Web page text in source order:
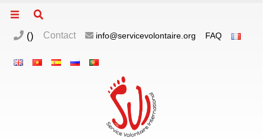
() Contact info@servicevolontaire.org FAQ